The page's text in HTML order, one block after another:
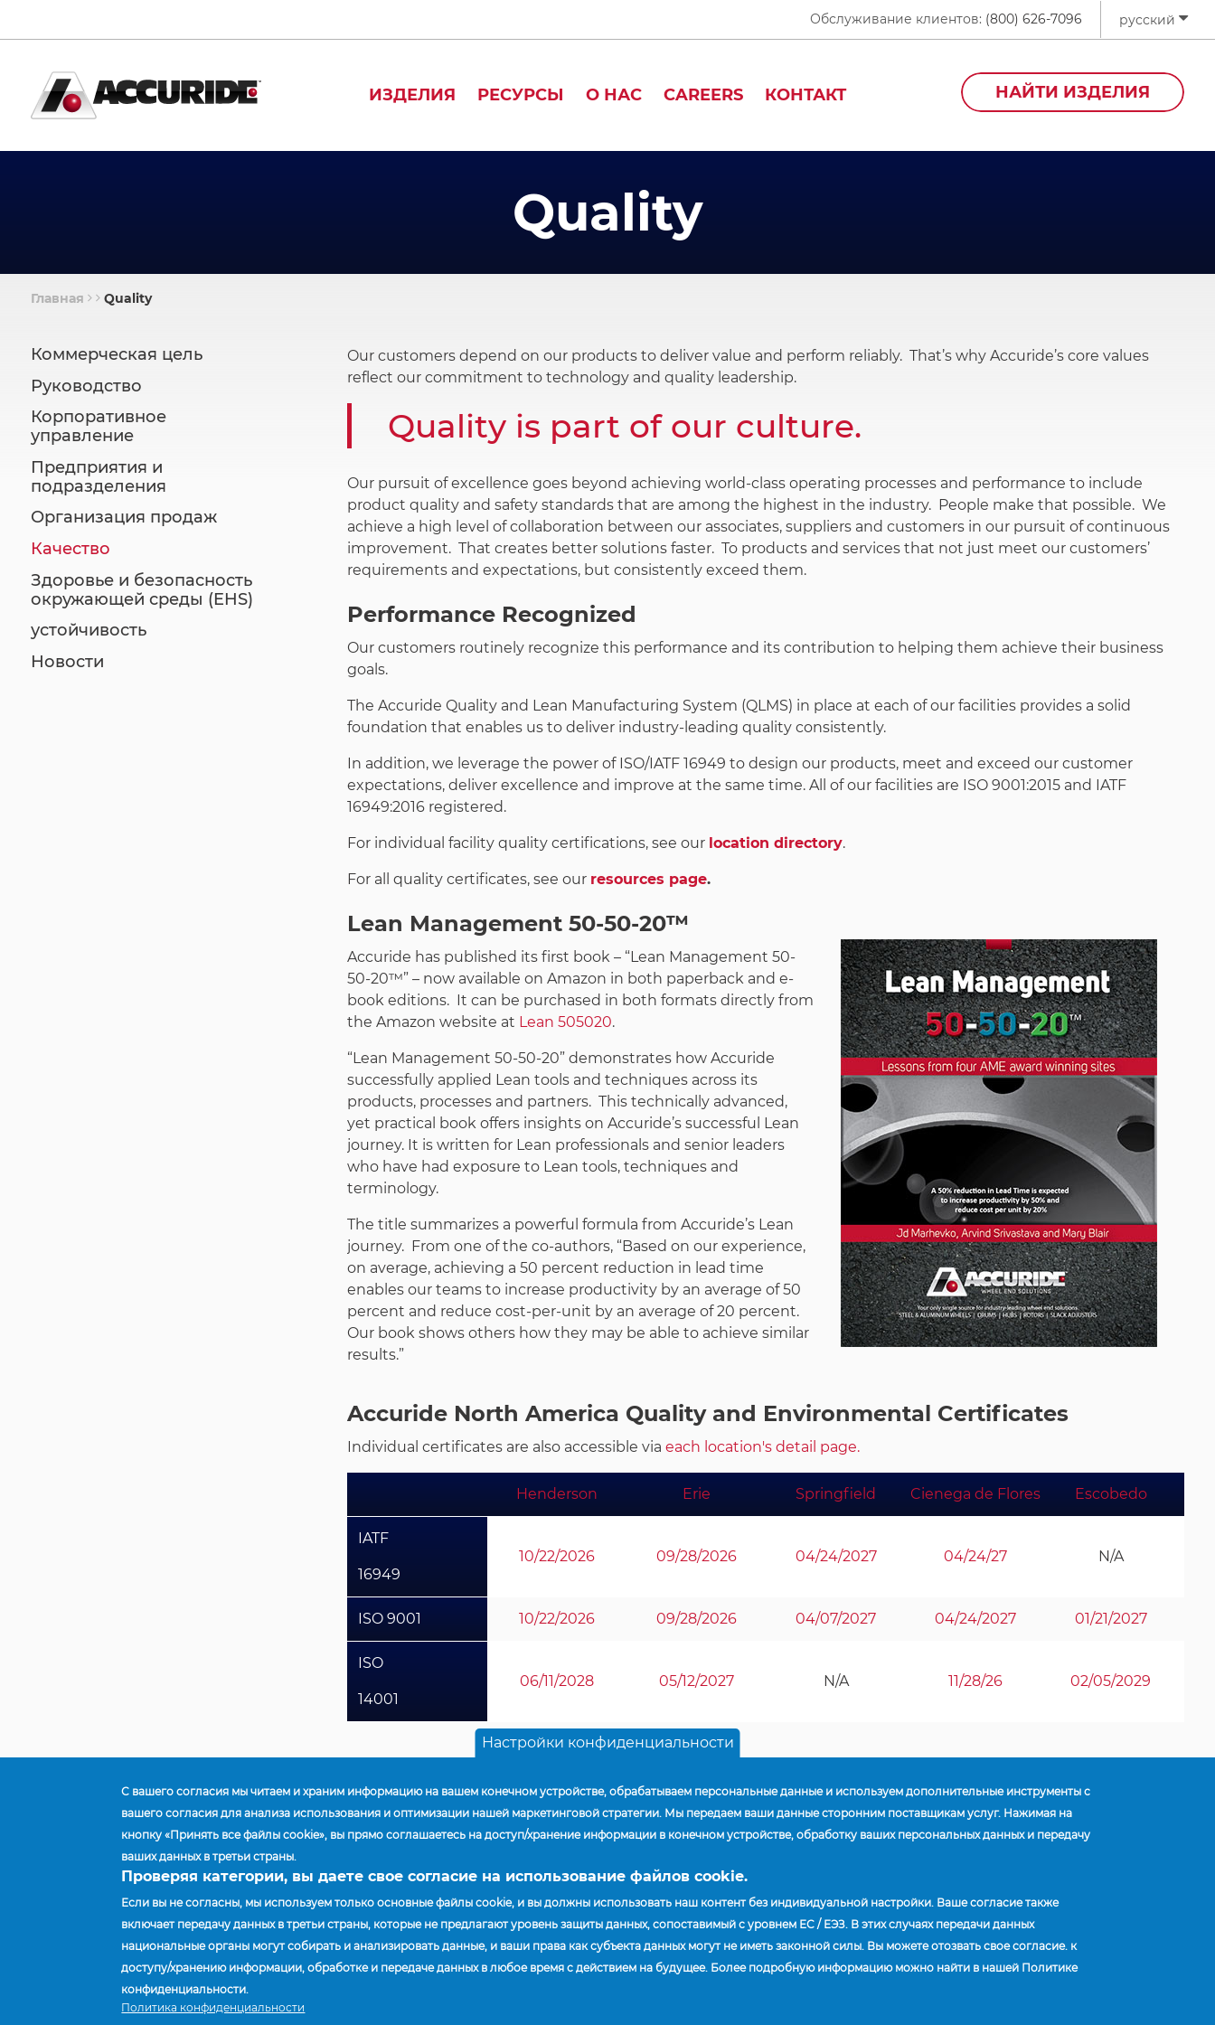
содержанию
Обслуживание клиентов: (800) 626-7096 русский
ИЗДЕЛИЯ РЕСУРСЫ О НАС CAREERS КОНТАКТ НАЙТИ ИЗДЕЛИЯ
Quality
навигации
Главная Quality
About
Коммерческая цель
Руководство
Корпоративное
управление
Предприятия и
подразделения
Организация продаж
Качество
Здоровье и безопасность
окружающей среды (EHS)
устойчивость
Новости
Our customers depend on our products to deliver value and perform reliably. That’s why Accuride’s core values
reflect our commitment to technology and quality leadership.
Quality is part of our culture.
Our pursuit of excellence goes beyond achieving world-class operating processes and performance to include
product quality and safety standards that are among the highest in the industry. People make that possible. We
achieve a high level of collaboration between our associates, suppliers and customers in our pursuit of continuous
improvement. That creates better solutions faster. To products and services that not just meet our customers’
requirements and expectations, but consistently exceed them.
Performance Recognized
Our customers routinely recognize this performance and its contribution to helping them achieve their business
goals.
The Accuride Quality and Lean Manufacturing System (QLMS) in place at each of our facilities provides a solid
foundation that enables us to deliver industry-leading quality consistently.
In addition, we leverage the power of ISO/IATF 16949 to design our products, meet and exceed our customer
expectations, deliver excellence and improve at the same time. All of our facilities are ISO 9001:2015 and IATF
16949:2016 registered.
For individual facility quality certifications, see our location directory.
For all quality certificates, see our resources page.
Lean Management 50-50-20™
Accuride has published its first book – “Lean Management 50-
50-20™” – now available on Amazon in both paperback and e-
book editions. It can be purchased in both formats directly from
the Amazon website at Lean 505020.
“Lean Management 50-50-20” demonstrates how Accuride
successfully applied Lean tools and techniques across its
products, processes and partners. This technically advanced,
yet practical book offers insights on Accuride’s successful Lean
journey. It is written for Lean professionals and senior leaders
who have had exposure to Lean tools, techniques and
terminology.
The title summarizes a powerful formula from Accuride’s Lean
journey. From one of the co-authors, “Based on our experience,
on average, achieving a 50 percent reduction in lead time
enables our teams to increase productivity by an average of 50
percent and reduce cost-per-unit by an average of 20 percent.
Our book shows others how they may be able to achieve similar
results.”
Accuride North America Quality and Environmental Certificates
Individual certificates are also accessible via each location's detail page.
Henderson Erie Springfield Cienega de Flores Escobedo
IATF
16949
10/22/2026 09/28/2026 04/24/2027 04/24/27 N/A
ISO 9001 10/22/2026 09/28/2026 04/07/2027 04/24/2027 01/21/2027
ISO
14001
06/11/2028 05/12/2027 N/A 11/28/26 02/05/2029
Строка
навигации
Quality
ПОСТАВЩИКИ ПРЕДПРИЯТИЯ И ПОДРАЗДЕЛЕНИЯ ТОРГОВЫЙ ПРЕДСТАВИТЕЛЬ НОВОСТИ
Accuride Corporation,38777 Six Mile Road,Suite 410,
Обслуживание клиентов:
BİZİMLE İLETİŞİME GEÇİN
Настройки конфиденциальности
С вашего согласия мы читаем и храним информацию на вашем конечном устройстве, обрабатываем персональные данные и используем дополнительные инструменты с
вашего согласия для анализа использования и оптимизации нашей маркетинговой стратегии. Мы передаем ваши данные сторонним поставщикам услуг. Нажимая на
кнопку «Принять все файлы cookie», вы прямо соглашаетесь на доступ/хранение информации в конечном устройстве, обработку ваших персональных данных и передачу
ваших данных в третьи страны.
Проверяя категории, вы даете свое согласие на использование файлов cookie.
Если вы не согласны, мы используем только основные файлы cookie, и вы должны использовать наш контент без индивидуальной настройки. Ваше согласие также
включает передачу данных в третьи страны, которые не предлагают уровень защиты данных, сопоставимый с уровнем ЕС / ЕЭЗ. В этих случаях передачи данных
национальные органы могут собирать и анализировать данные, и ваши права как субъекта данных могут не иметь законной силы. Вы можете отозвать свое согласие. к
доступу/хранению информации, обработке и передаче данных в любое время с действием на будущее. Более подробную информацию можно найти в нашей Политике
конфиденциальности.
Политика конфиденциальности